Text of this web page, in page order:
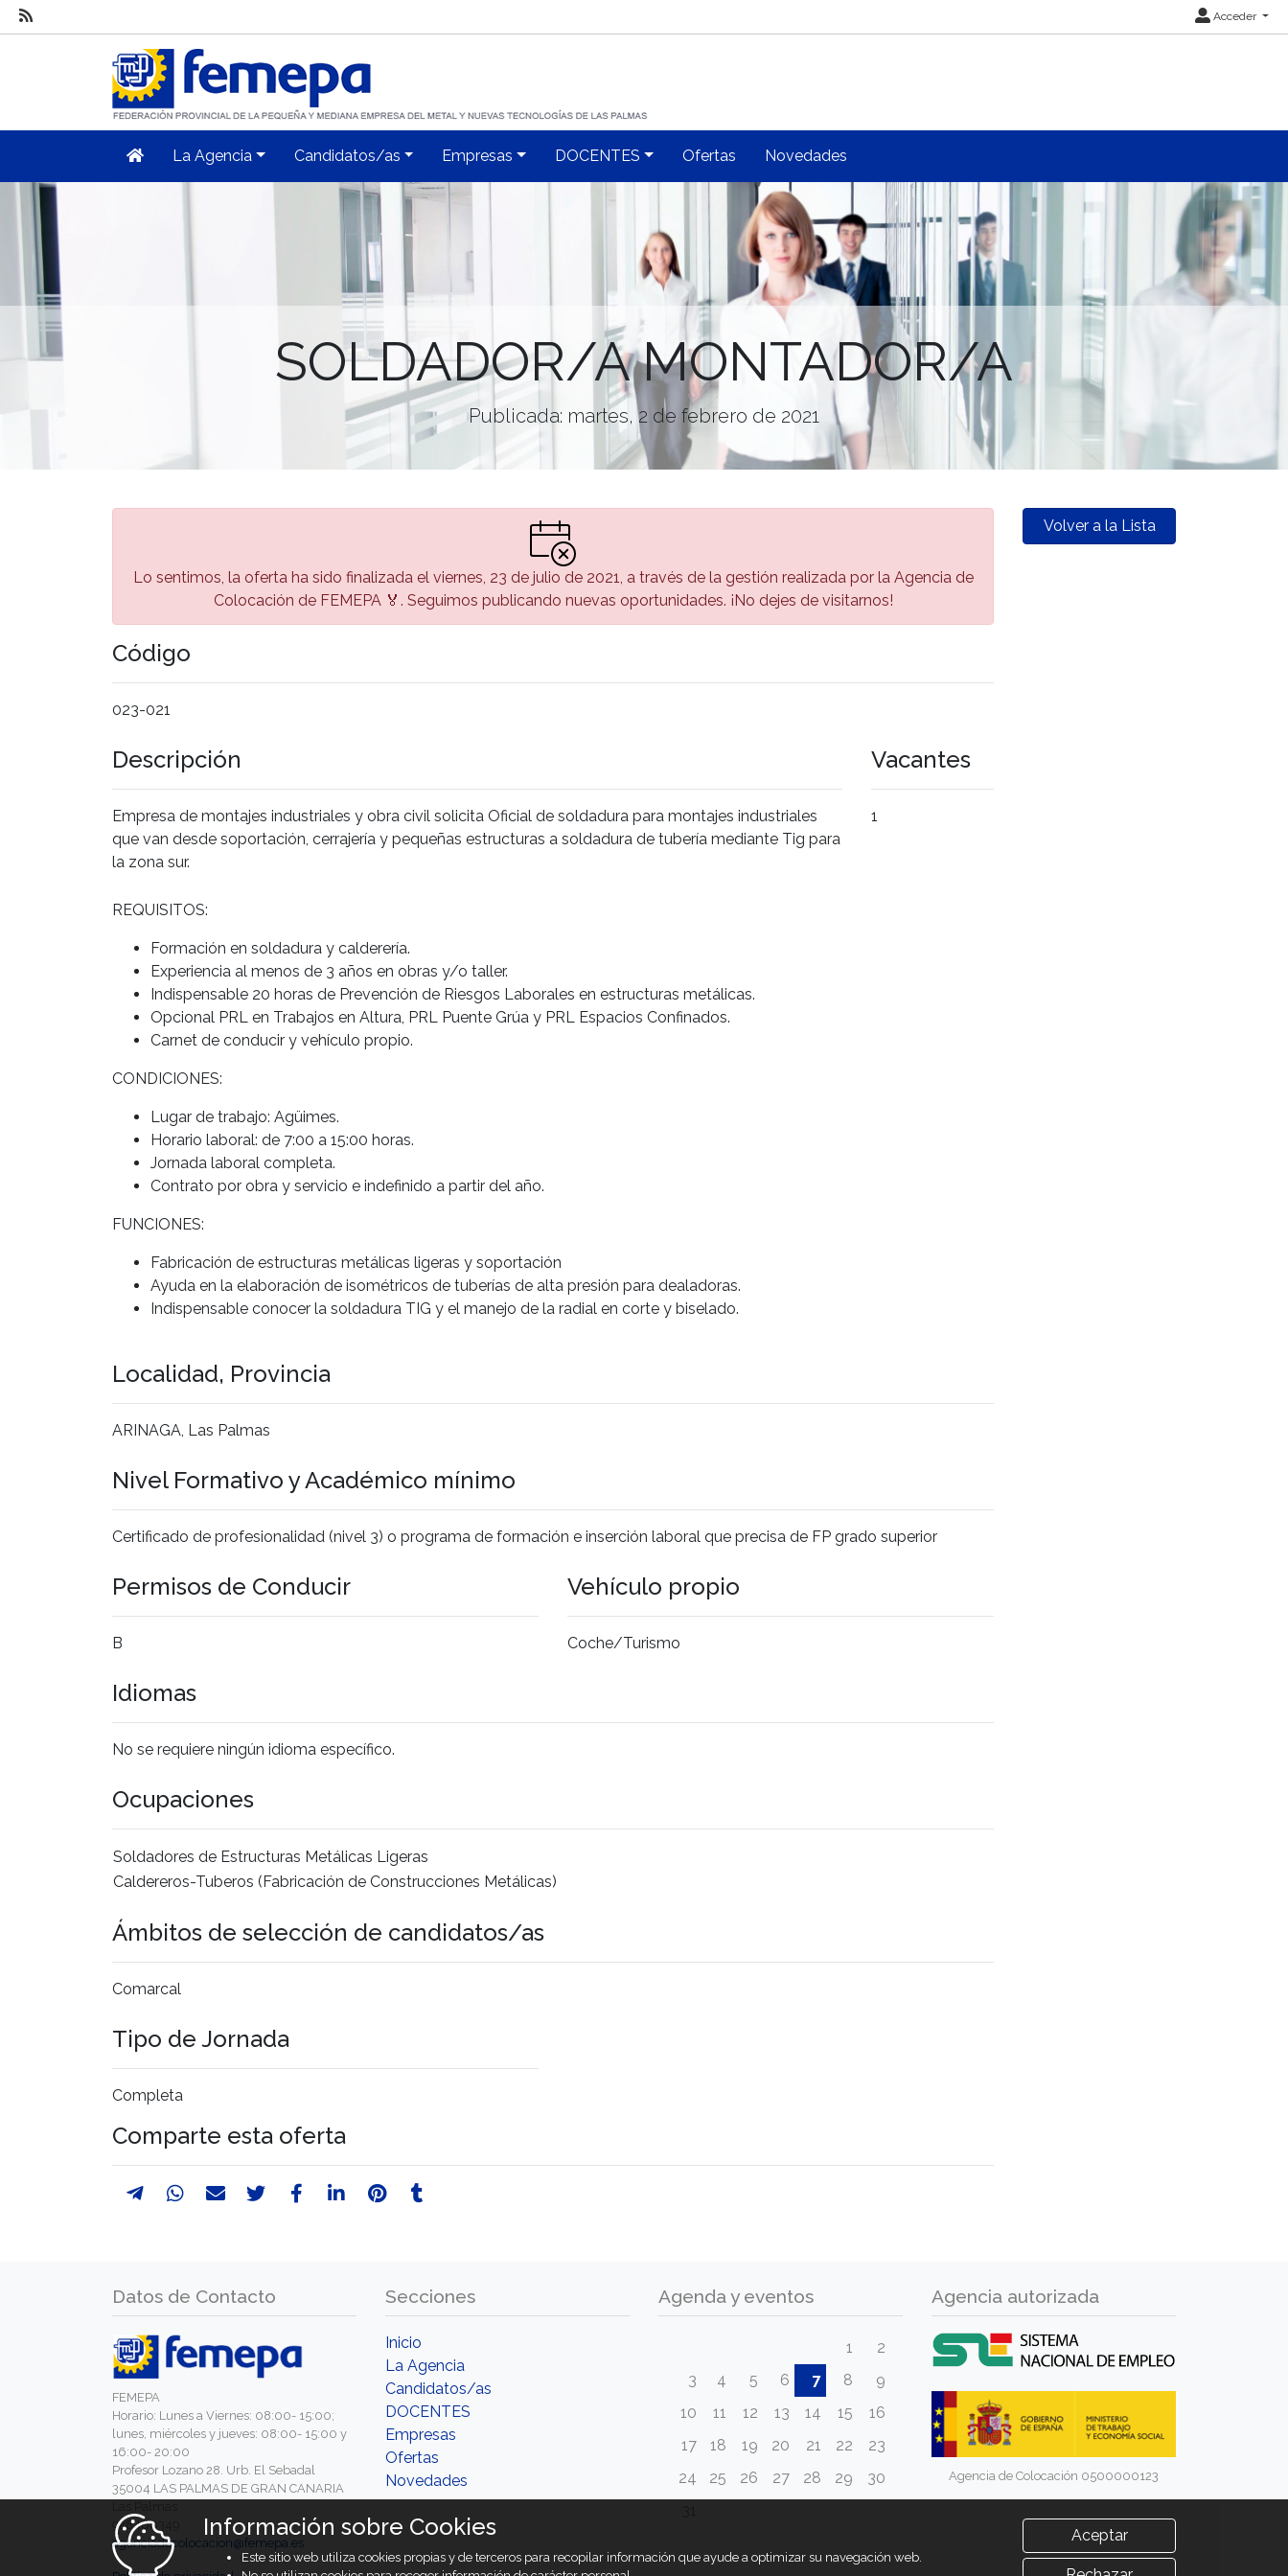
Acceder
La Agencia Candidatos/as Empresas DOCENTES Ofertas Novedades
SOLDADOR/A MONTADOR/A
Publicada: martes, 2 de febrero de 2021
Lo sentimos, la oferta ha sido finalizada el viernes, 23 de julio de 2021, a través de la gestión realizada por la Agencia de
Colocación de FEMEPA 🏅. Seguimos publicando nuevas oportunidades. ¡No dejes de visitarnos!
Código
023-021
Descripción
Empresa de montajes industriales y obra civil solicita Oficial de soldadura para montajes industriales
que van desde soportación, cerrajería y pequeñas estructuras a soldadura de tubería mediante Tig para
la zona sur.
Vacantes
1
REQUISITOS:
Formación en soldadura y calderería.
Experiencia al menos de 3 años en obras y/o taller.
Indispensable 20 horas de Prevención de Riesgos Laborales en estructuras metálicas.
Opcional PRL en Trabajos en Altura, PRL Puente Grúa y PRL Espacios Confinados.
Carnet de conducir y vehículo propio.
CONDICIONES:
Lugar de trabajo: Agüimes.
Horario laboral: de 7:00 a 15:00 horas.
Jornada laboral completa.
Contrato por obra y servicio e indefinido a partir del año.
FUNCIONES:
Fabricación de estructuras metálicas ligeras y soportación
Ayuda en la elaboración de isométricos de tuberías de alta presión para dealadoras.
Indispensable conocer la soldadura TIG y el manejo de la radial en corte y biselado.
Localidad, Provincia
ARINAGA, Las Palmas
Nivel Formativo y Académico mínimo
Certificado de profesionalidad (nivel 3) o programa de formación e inserción laboral que precisa de FP grado superior
Permisos de Conducir
B
Vehículo propio
Coche/Turismo
Idiomas
No se requiere ningún idioma específico.
Ocupaciones
Soldadores de Estructuras Metálicas Ligeras
Caldereros-Tuberos (Fabricación de Construcciones Metálicas)
Ámbitos de selección de candidatos/as
Comarcal
Tipo de Jornada
Completa
Comparte esta oferta
Volver a la Lista
Datos de Contacto
FEMEPA
Horario: Lunes a Viernes: 08:00- 15:00;
lunes, miércoles y jueves: 08:00- 15:00 y
16:00- 20:00
Profesor Lozano 28. Urb. El Sebadal
35004 LAS PALMAS DE GRAN CANARIA
928460349
agenciadecolocacion@femepa.es
Secciones
Inicio
La Agencia
Candidatos/as
DOCENTES
Empresas
Ofertas
Novedades
Agenda y eventos
1
2
3
4 5 6 7 8
9
10
11 12 13 14 15
16
17
18 19 20 21 22
23
24
25 26 27 28 29
30
Agencia autorizada
Agencia de Colocación 0500000123
Información sobre Cookies
Este sitio web utiliza cookies propias y de terceros para recopilar información que ayude a optimizar su navegación web.
Aceptar